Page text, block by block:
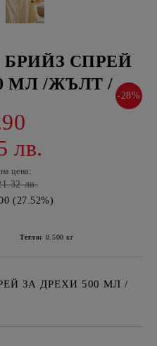
СПРЕЙ
МЛ /ЖЪЛТ /
-28%
лв.
цена:
лв.
(27.52%)
Тегло: 0.500 кг
ЗА ДРЕХИ 500 МЛ /